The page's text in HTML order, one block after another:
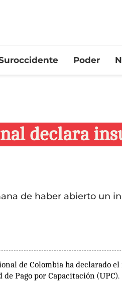
Poder
declara
de haber abierto un
de Colombia ha declarado
Pago por Capacitación (UPC).